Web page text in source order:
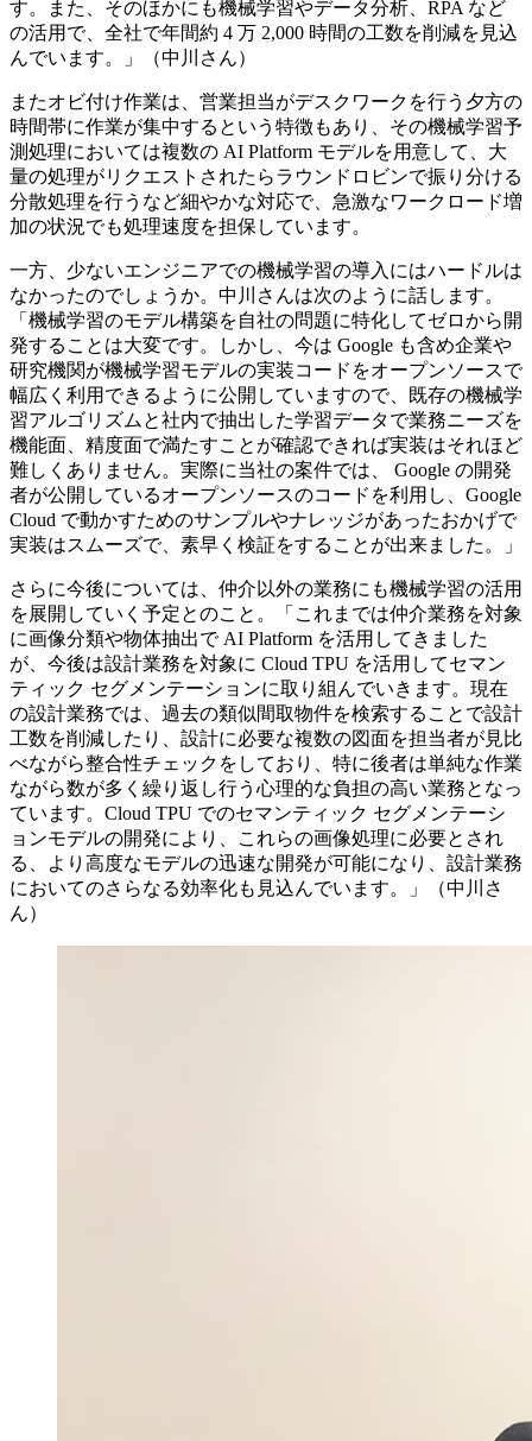
す。また、そのほかにも機械学習やデータ分析、RPA など
の活用で、全社で年間約 4 万 2,000 時間の工数を削減を見込
んでいます。」（中川さん）
またオビ付け作業は、営業担当がデスクワークを行う夕方の
時間帯に作業が集中するという特徴もあり、その機械学習予
測処理においては複数の AI Platform モデルを用意して、大
量の処理がリクエストされたらラウンドロビンで振り分ける
分散処理を行うなど細やかな対応で、急激なワークロード増
加の状況でも処理速度を担保しています。
一方、少ないエンジニアでの機械学習の導入にはハードルは
なかったのでしょうか。中川さんは次のように話します。
「機械学習のモデル構築を自社の問題に特化してゼロから開
発することは大変です。しかし、今は Google も含め企業や
研究機関が機械学習モデルの実装コードをオープンソースで
幅広く利用できるように公開していますので、既存の機械学
習アルゴリズムと社内で抽出した学習データで業務ニーズを
機能面、精度面で満たすことが確認できれば実装はそれほど
難しくありません。実際に当社の案件では、 Google の開発
者が公開しているオープンソースのコードを利用し、Google
Cloud で動かすためのサンプルやナレッジがあったおかげで
実装はスムーズで、素早く検証をすることが出来ました。」
さらに今後については、仲介以外の業務にも機械学習の活用
を展開していく予定とのこと。「これまでは仲介業務を対象
に画像分類や物体抽出で AI Platform を活用してきました
が、今後は設計業務を対象に Cloud TPU を活用してセマン
ティック セグメンテーションに取り組んでいきます。現在
の設計業務では、過去の類似間取物件を検索することで設計
工数を削減したり、設計に必要な複数の図面を担当者が見比
べながら整合性チェックをしており、特に後者は単純な作業
ながら数が多く繰り返し行う心理的な負担の高い業務となっ
ています。Cloud TPU でのセマンティック セグメンテーシ
ョンモデルの開発により、これらの画像処理に必要とされ
る、より高度なモデルの迅速な開発が可能になり、設計業務
においてのさらなる効率化も見込んでいます。」（中川さ
ん）